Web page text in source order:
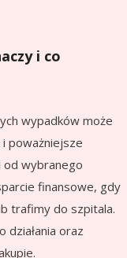
i co
wypadków może
poważniejsze
od wybranego
finansowe, gdy
trafimy do szpitala.
działania oraz